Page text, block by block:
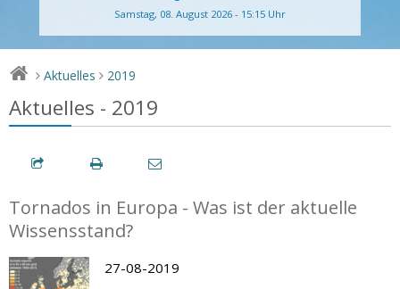
Samstag, 08. August 2026 - 15:15 Uhr
> Aktuelles > 2019
Aktuelles - 2019
Tornados in Europa - Was ist der aktuelle
Wissensstand?
27-08-2019